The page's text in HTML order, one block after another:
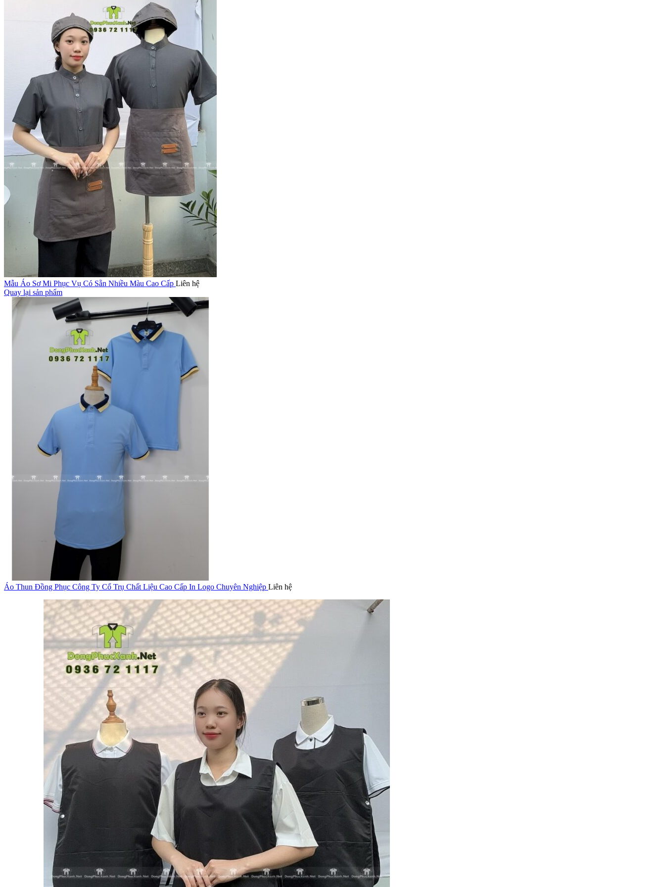
Mẫu Áo Sơ Mi Phục Vụ Có Sẵn Nhiều Màu Cao Cấp Liên hệ
Quay lại sản phẩm
Áo Thun Đồng Phục Công Ty Cổ Trụ Chất Liệu Cao Cấp In Logo Chuyên Nghiệp Liên hệ